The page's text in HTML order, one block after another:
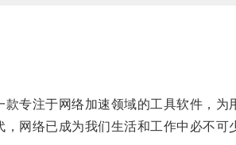
注于网络加速领域的工具软件，为
络已成为我们生活和工作中必不可